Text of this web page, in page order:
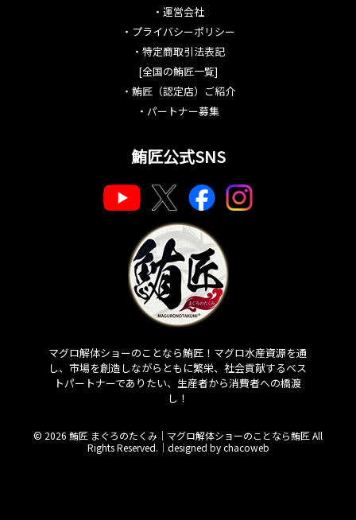
・ 運営会社
・ プライバシーポリシー
・ 特定商取引法表記
[全国の鮪匠一覧]
・ 鮪匠（認定店）ご紹介
・ パートナー募集
鮪匠公式SNS
マグロ解体ショーのことなら鮪匠！マグロ水産資源を通
し、市場を創造しながらともに繁栄、社会貢献するベス
トパートナーでありたい、生産者から消費者への橋渡
し！
© 2026 鮪匠 まぐろのたくみ｜マグロ解体ショーのことなら鮪匠 All
Rights Reserved.｜ designed by chacoweb